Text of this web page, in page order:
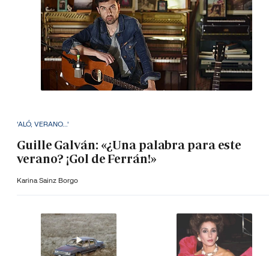
'ALÓ, VERANO...'
Guille Galván: «¿Una palabra para este
verano? ¡Gol de Ferrán!»
Karina Sainz Borgo